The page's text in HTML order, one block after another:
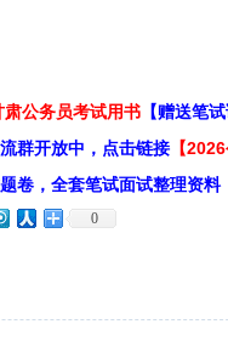
公务员考试用书 【赠送笔
群开放中，点击链接 【
卷，全套笔试面试整理资料
0